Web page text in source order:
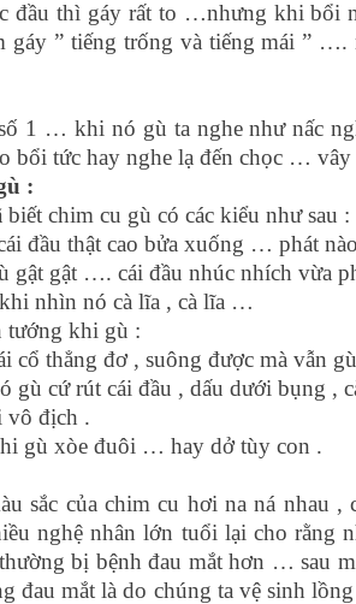
đầu thì gáy rất to …nhưng khi
gáy ” tiếng trống và tiếng mái ”
1 … khi nó gù ta nghe như nấc
bổi tức hay nghe lạ đến chọc … vây
:
biết chim cu gù có các kiểu như sau :
đầu thật cao bửa xuống … phát
gật gật …. cái đầu nhúc nhích vừa
nhìn nó cà lĩa , cà lĩa …
tướng khi gù :
cổ thẳng đơ , suông được mà vẫn
cứ rút cái đầu , dấu dưới bụng ,
địch .
gù xòe đuôi … hay dở tùy con .
sắc của chim cu hơi na ná nhau
nghệ nhân lớn tuổi lại cho rằng
bị bệnh đau mắt hơn … sau
mắt là do chúng ta vệ sinh